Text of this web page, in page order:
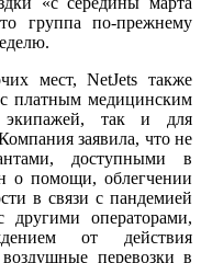
группа по-прежнему
мест, NetJets также
с платным медицинским
экипажей, так и для
заявила, что не
доступными в
о помощи, облегчении
в связи с пандемией
другими операторами,
от действия
перевозки в